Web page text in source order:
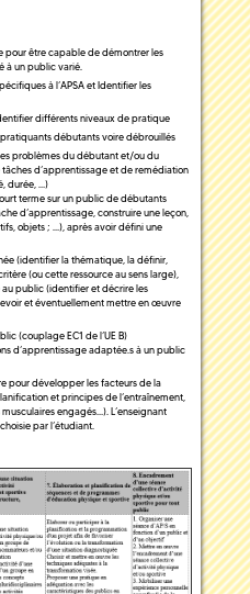
pour être capable de démontrer les
à un public varié.
à l’APSA et Identifier les
différents niveaux de pratique
débutants voire débrouillés
problèmes du débutant et/ou du
d’apprentissage et de remédiation
durée, …)
terme sur un public de débutants
d’apprentissage, construire une leçon,
objets ; …), après avoir défini une
(identifier la thématique, la définir,
(ou cette ressource au sens large),
public (identifier et décrire les
et éventuellement mettre en œuvre
(couplage EC1 de l’UE B)
d’apprentissage adaptée.s à un public
pour développer les facteurs de la
et principes de l’entraînement,
engagés…). L’enseignant
par l’étudiant.